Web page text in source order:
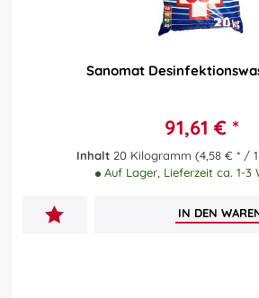
Sanomat
91,61 € *
Inhalt 20 Kilogramm (4,58 € * /
Auf Lager, Lieferzeit ca. 1-3
IN DEN